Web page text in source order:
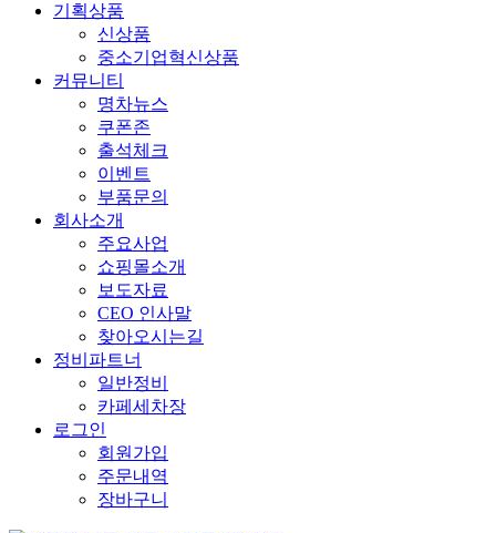
기획상품
신상품
중소기업혁신상품
커뮤니티
명차뉴스
쿠폰존
출석체크
이벤트
부품문의
회사소개
주요사업
쇼핑몰소개
보도자료
CEO 인사말
찾아오시는길
정비파트너
일반정비
카페세차장
로그인
회원가입
주문내역
장바구니